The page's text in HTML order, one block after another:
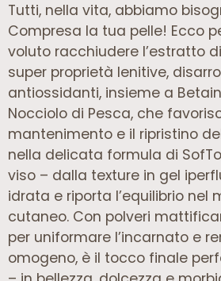
Tutti, nella vita, abbiamo
Compresa la tua pelle! Ecco
voluto racchiudere l’estratto
super proprietà lenitive,
antiossidanti, insieme a
Nocciolo di Pesca, che
mantenimento e il ripristino
nella delicata formula di
viso – dalla texture in gel
idrata e riporta l’equilibrio nel
cutaneo. Con polveri
per uniformare l’incarnato e
omogeno, è il tocco finale